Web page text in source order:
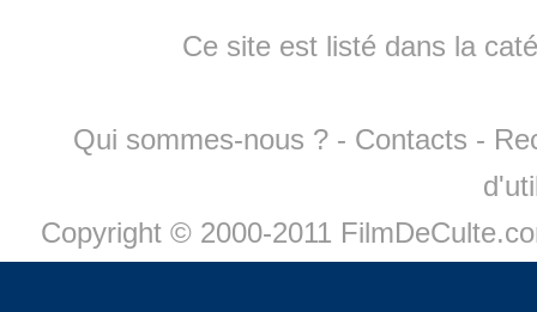
Ce site est listé dans la
Qui sommes-nous ? - Contacts -
Copyright © 2000-2011